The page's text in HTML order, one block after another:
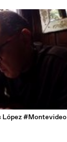
López #Montevideo